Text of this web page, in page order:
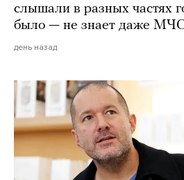
слышали в разных частях
было — не знает даже
день назад